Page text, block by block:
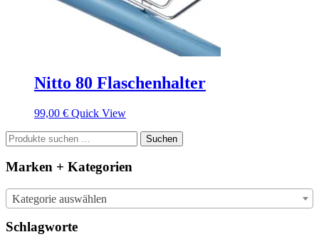
Nitto 80 Flaschenhalter
99,00 € Quick View
Suchen
nach:
Suchen
Marken + Kategorien
Kategorie auswählen
Schlagworte